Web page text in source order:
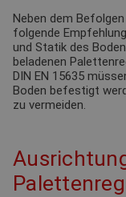
Neben dem
folgende
und Statik des
beladenen
DIN EN 15635
Boden befestigt
zu vermeiden.